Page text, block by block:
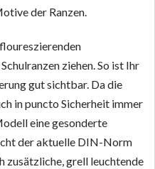
der Ranzen.
ziehen. So ist Ihr
gut sichtbar. Da die
in puncto Sicherheit immer
eine gesonderte
der aktuelle DIN-Norm
zusätzliche, grell leuchtende